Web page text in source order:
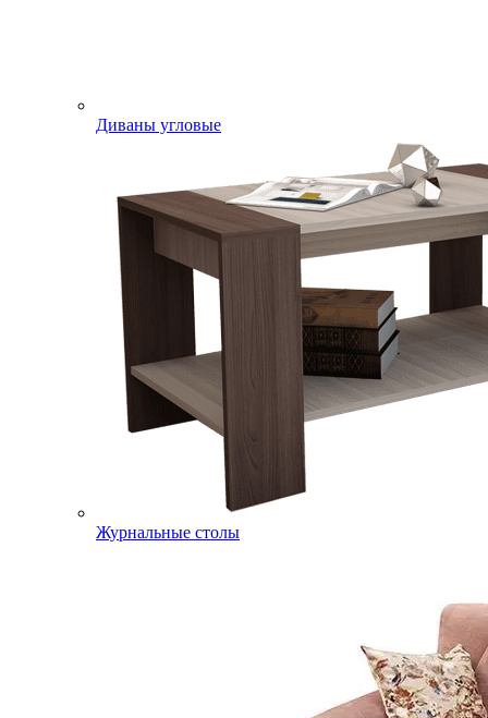
Диваны угловые
Журнальные столы